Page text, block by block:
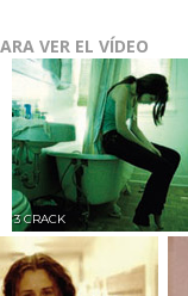
VER EL VÍDEO
3 CRACK